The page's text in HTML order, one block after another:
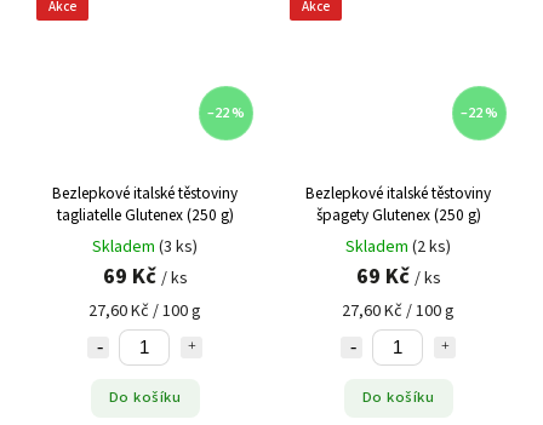
Akce
–22 %
Bezlepkové italské těstoviny
tagliatelle Glutenex (250 g)
Skladem (3 ks)
69 Kč / ks
27,60 Kč / 100 g
Do košíku
Akce
–22 %
Bezlepkové italské těstoviny
špagety Glutenex (250 g)
Skladem (2 ks)
69 Kč / ks
27,60 Kč / 100 g
Do košíku